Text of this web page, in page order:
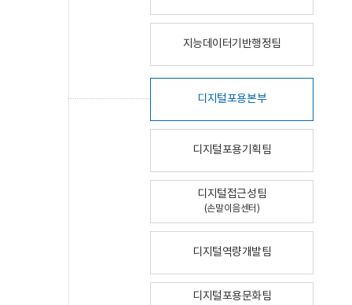
지능데이터기반행정팀
디지털포용본부
디지털포용기획팀
디지털접근성팀
(손말이음센터)
디지털역량개발팀
디지털포용문화팀